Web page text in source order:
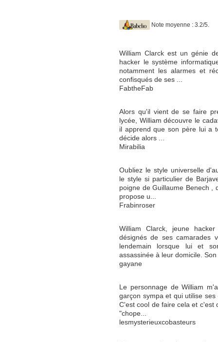
Note moyenne : 3.2/5.
William Clarck est un génie
hacker le système
notamment les alarmes et
confisqués de ses ...
FabtheFab
Alors qu'il vient de se faire
lycée, William découvre le
il apprend que son père lui a
décide alors ...
Mirabilia
Oubliez le style universelle
le style si particulier de
poigne de Guillaume Benech ,
propose u...
Frabinroser
William Clarck, jeune
désignés de ses camarades
lendemain lorsque lui et
assassinée à leur domicile. Son
gayane
Le personnage de William
garçon sympa et qui utilise
C'est cool de faire cela et c'est
"chope...
lesmysterieuxcobasteurs